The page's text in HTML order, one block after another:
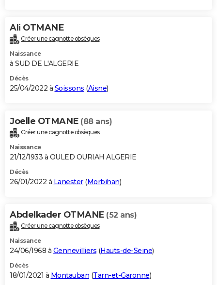
Ali OTMANE
Créer une cagnotte obsèques
Naissance
à SUD DE L'ALGERIE
Décès
25/04/2022 à Soissons (Aisne)
Joelle OTMANE (88 ans)
Créer une cagnotte obsèques
Naissance
21/12/1933 à OULED OURIAH ALGERIE
Décès
26/01/2022 à Lanester(Morbihan)
Abdelkader OTMANE (52 ans)
Créer une cagnotte obsèques
Naissance
24/06/1968 à Gennevilliers (Hauts-de-Seine)
Décès
18/01/2021 à Montauban (Tarn-et-Garonne)